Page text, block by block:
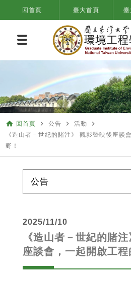
回首頁 臺大首頁 臺
home 回首頁 navigate_next 公告 navigate_next 活動 navigate_next
《造山者－世紀的賭注》 觀影暨映後座談
野！
公告
2025/11/10
《造山者－世紀的賭
座談會，一起開啟工程